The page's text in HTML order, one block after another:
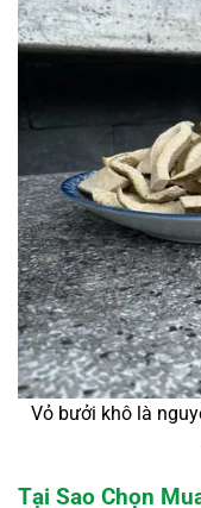
Vỏ bưởi khô là
Tại Sao Chọn